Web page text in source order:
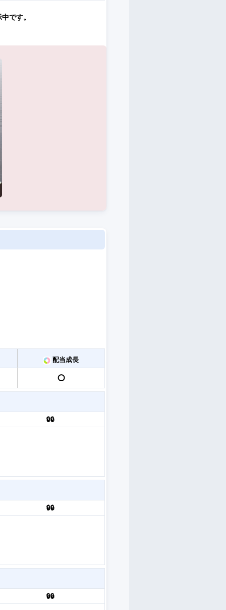
です。
配当成長
⭕️
🔒🔒
🔒🔒
🔒🔒